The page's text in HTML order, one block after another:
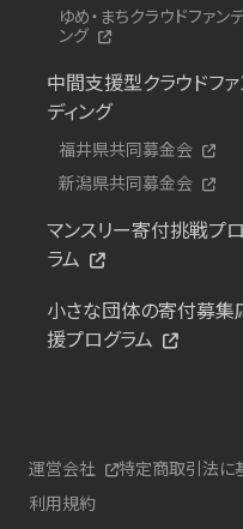
ゆめ・まちクラウドファン
ング
中間支援型クラウドフ
ディング
福井県共同募金会
新潟県共同募金会
マンスリー寄付挑戦プ
ラム
小さな団体の寄付募集
援プログラム
運営会社 特定商取引法に
利用規約